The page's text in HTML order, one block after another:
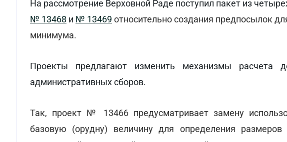
На рассмотрение Верховной Раде поступил пакет из
№ 13468 и № 13469 относительно создания предпосылок
минимума.
Проекты предлагают изменить механизмы расчета
административных сборов.
Так, проект № 13466 предусматривает замену
базовую (орудну) величину для определения